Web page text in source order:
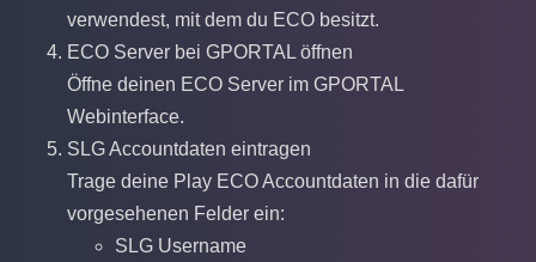
verwendest, mit dem du ECO besitzt.
ECO Server bei GPORTAL öffnen
Öffne deinen ECO Server im GPORTAL
Webinterface.
SLG Accountdaten eintragen
Trage deine Play ECO Accountdaten in die dafür
vorgesehenen Felder ein:
SLG Username